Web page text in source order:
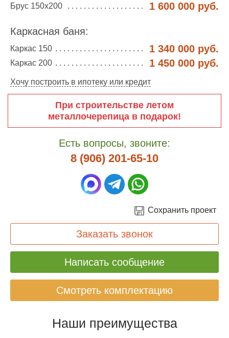
Брус 150х200 1 600 000 руб.
Каркасная баня:
Каркас 150 1 340 000 руб.
Каркас 200 1 450 000 руб.
Хочу построить в ипотеку или кредит
При строительстве летом
металлочерепица в подарок!
Есть вопросы, звоните:
8 (906) 201-65-10
Сохранить проект
Заказать звонок
Написать сообщение
Смотреть комплектацию
Наши преимущества